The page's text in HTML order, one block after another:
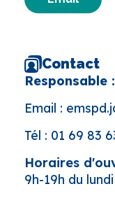
Contact
Responsable
Email :
Tél : 01 69 83
Horaires
9h-19h du